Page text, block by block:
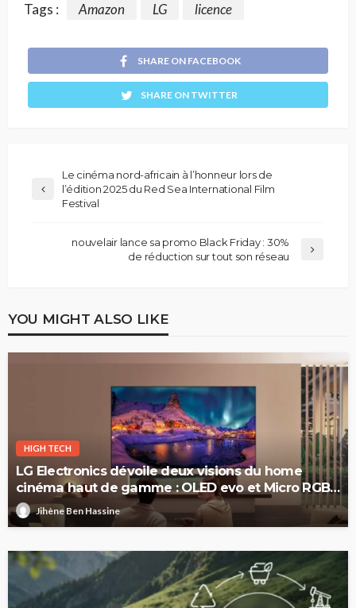
Tags : Amazon LG licence
SHARE ON FACEBOOK
SHARE ON TWITTER
Le cinéma nord-africain à l’honneur lors de
l’édition 2025 du Red Sea International Film
Festival
nouvelair lance sa promo Black Friday : 30%
de réduction sur tout son réseau
YOU MIGHT ALSO LIKE
HIGH TECH
LG Electronics dévoile deux visions du home
cinéma haut de gamme : OLED evo et Micro RGB
evoJihène Ben Hassine